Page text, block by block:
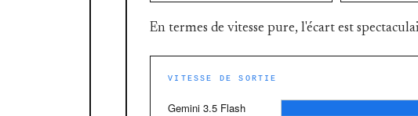
En termes de vitesse pure, l'écart est
VITESSE DE SORTIE
Gemini 3.5 Flash